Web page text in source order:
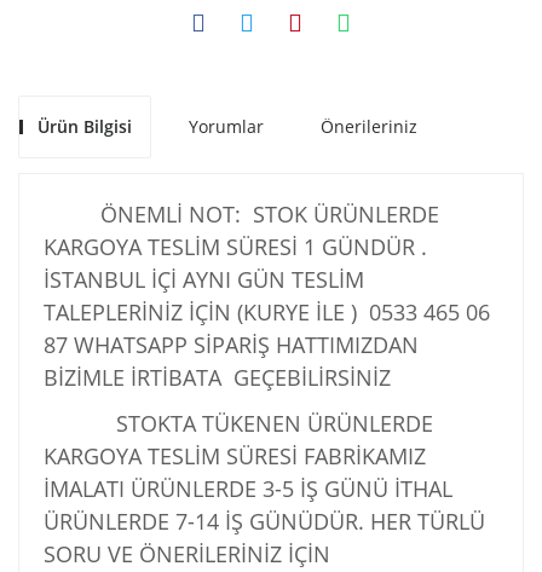
Ürün Bilgisi Yorumlar Önerileriniz
ÖNEMLİ NOT: STOK ÜRÜNLERDE
KARGOYA TESLİM SÜRESİ 1 GÜNDÜR .
İSTANBUL İÇİ AYNI GÜN TESLİM
TALEPLERİNİZ İÇİN (KURYE İLE ) 0533 465 06
87 WHATSAPP SİPARİŞ HATTIMIZDAN
BİZİMLE İRTİBATA GEÇEBİLİRSİNİZ
STOKTA TÜKENEN ÜRÜNLERDE
KARGOYA TESLİM SÜRESİ FABRİKAMIZ
İMALATI ÜRÜNLERDE 3-5 İŞ GÜNÜ İTHAL
ÜRÜNLERDE 7-14 İŞ GÜNÜDÜR. HER TÜRLÜ
SORU VE ÖNERİLERİNİZ İÇİN